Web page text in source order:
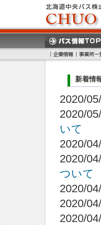
新着情
2020/
2020/
いて
2020/
2020/
ついて
2020/
2020/
2020/